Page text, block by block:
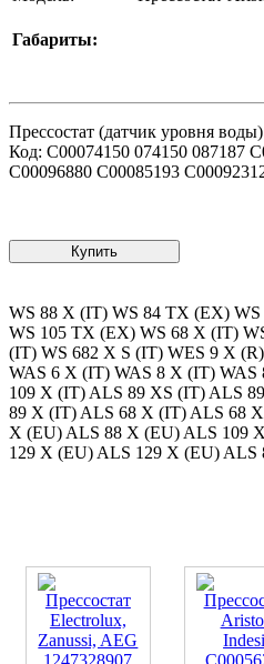
Габариты:
Прессостат (датчик уровня
Код: C00074150 074150 087187
C00096880 C00085193
WS 88 X (IT) WS 84 TX (EX)
WS 105 TX (EX) WS 68 X (IT)
(IT) WS 682 X S (IT) WES 9 X
WAS 6 X (IT) WAS 8 X (IT)
109 X (IT) ALS 89 XS (IT) ALS
89 X (IT) ALS 68 X (IT) ALS 68
X (EU) ALS 88 X (EU) ALS 109
129 X (EU) ALS 129 X (EU)